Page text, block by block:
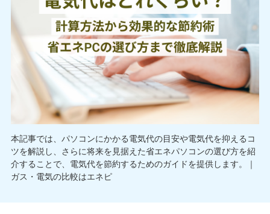
本記事では、パソコンにかかる電気代の目安や電気代を抑えるコ
ツを解説し、さらに将来を見据えた省エネパソコンの選び方を紹
介することで、電気代を節約するためのガイドを提供します。｜
ガス・電気の比較はエネピ